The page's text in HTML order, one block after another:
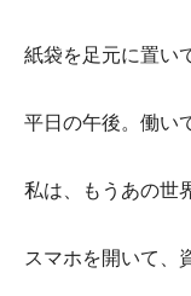
紙袋を足元に置い
平日の午後。働い
私は、もうあの世
スマホを開いて、